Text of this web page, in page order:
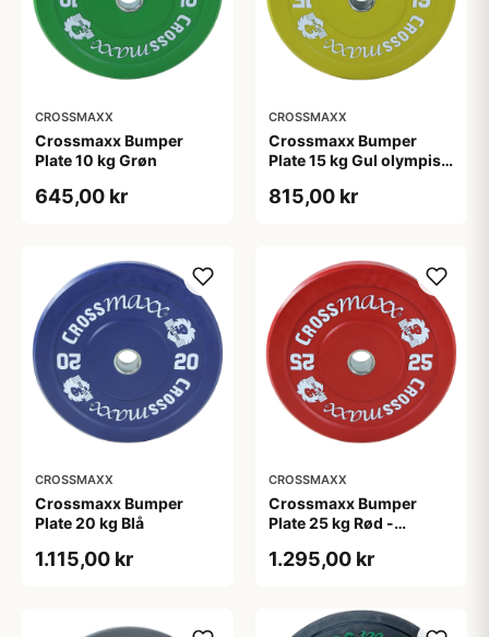
CROSSMAXX
Crossmaxx Bumper
Plate 10 kg Grøn
645,00 kr
CROSSMAXX
Crossmaxx Bumper
Plate 15 kg Gul olympisk
815,00 kr
CROSSMAXX
Crossmaxx Bumper
Plate 20 kg Blå
1.115,00 kr
CROSSMAXX
Crossmaxx Bumper
Plate 25 kg Rød -
cm, 50 mm hul
1.295,00 kr